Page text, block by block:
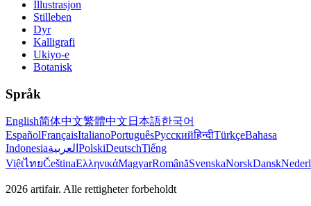
Illustrasjon
Stilleben
Dyr
Kalligrafi
Ukiyo-e
Botanisk
Språk
English简体中文繁體中文 日本語한국어
EspañolFrançaisItalianoPortuguêsРусскийहिन्दीTürkçeBahasa
Indonesiaالعربية PolskiDeutschTiếng
ViệtไทยČeštinaΕλληνικάMagyarRomânăSvenskaNorskDansk
2026 artifair. Alle rettigheter forbeholdt